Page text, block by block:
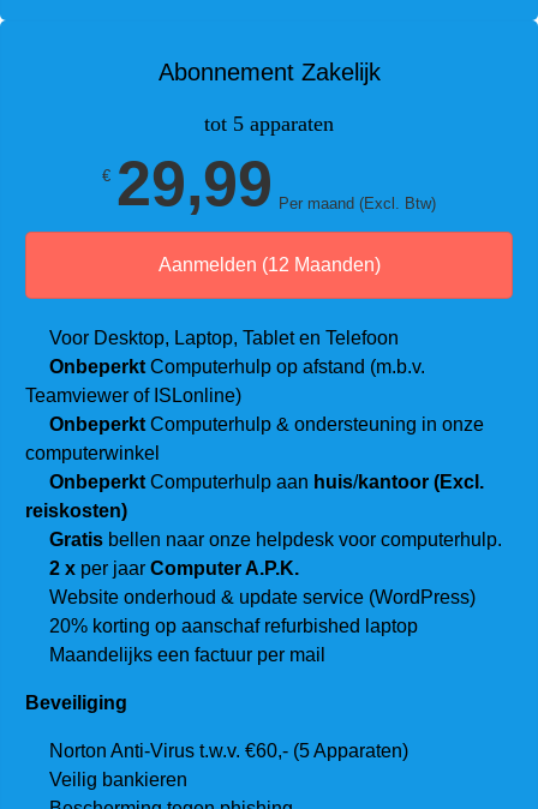
Abonnement Zakelijk
tot 5 apparaten
€ 29,99 Per maand (Excl. Btw)
Aanmelden (12 Maanden)
Voor Desktop, Laptop, Tablet en Telefoon
OnbeperktComputerhulp op afstand (m.b.v.
Teamviewer of ISLonline)
OnbeperktComputerhulp & ondersteuning in onze
computerwinkel
OnbeperktComputerhulp aan huis/kantoor (Excl.
reiskosten)
Gratis bellen naar onze helpdesk voor computerhulp.
2 x per jaar Computer A.P.K.
Website onderhoud & update service (WordPress)
20% korting op aanschaf refurbished laptop
Maandelijks een factuur per mail
Beveiliging
Norton Anti-Virus t.w.v. €60,- (5 Apparaten)
Veilig bankieren